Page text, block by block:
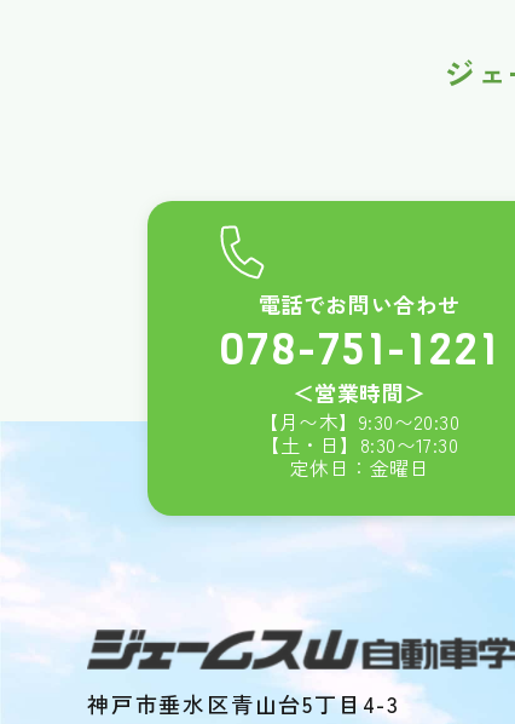
ジ
電話でお問い合わせ
078-751-1221
＜営業時間＞
【月〜木】 9:30〜20:30
【土・日】 8:30〜17:30
定休日：金曜日
神戸市垂水区青山台5丁目4-3